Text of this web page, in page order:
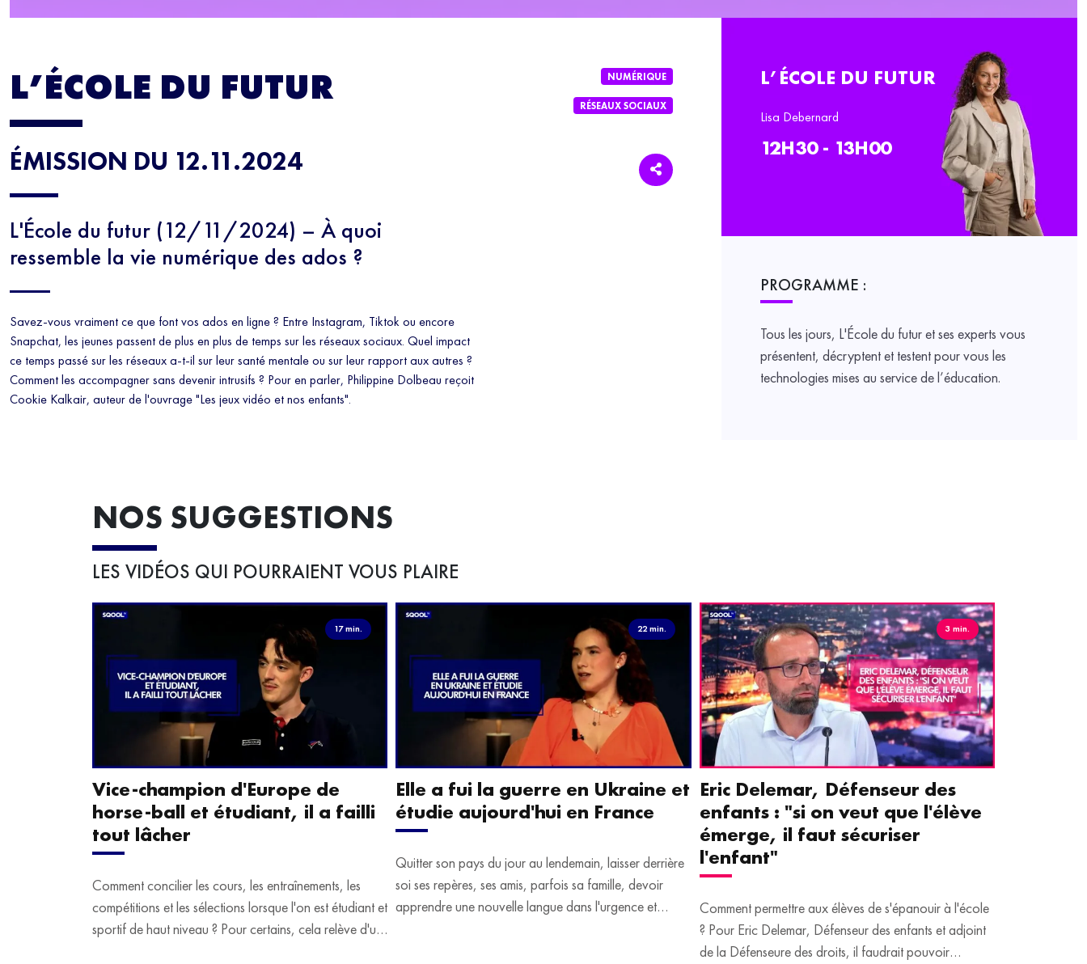
L’ÉCOLE DU FUTUR
ÉMISSION DU 12.11.2024
L'École du futur (12/11/2024) – À quoi
ressemble la vie numérique des ados ?
Savez-vous vraiment ce que font vos ados en ligne ? Entre Instagram, Tiktok ou encore
Snapchat, les jeunes passent de plus en plus de temps sur les réseaux sociaux. Quel impact
ce temps passé sur les réseaux a-t-il sur leur santé mentale ou sur leur rapport aux autres ?
Comment les accompagner sans devenir intrusifs ? Pour en parler, Philippine Dolbeau reçoit
Cookie Kalkair, auteur de l'ouvrage "Les jeux vidéo et nos enfants".
NUMÉRIQUE
RÉSEAUX SOCIAUX
L’ÉCOLE DU FUTUR
Lisa Debernard
12H30 - 13H00
PROGRAMME :
Tous les jours, L'École du futur et ses experts vous
présentent, décryptent et testent pour vous les
technologies mises au service de l’éducation.
NOS SUGGESTIONS
LES VIDÉOS QUI POURRAIENT VOUS PLAIRE
17 min.
Vice-champion d'Europe de
horse-ball et étudiant, il a failli
tout lâcher
Comment concilier les cours, les entraînements, les
compétitions et les sélections lorsque l'on est étudiant et
sportif de haut niveau ? Pour certains, cela relève d'un
22 min.
Elle a fui la guerre en Ukraine et
étudie aujourd'hui en France
Quitter son pays du jour au lendemain, laisser derrière
soi ses repères, ses amis, parfois sa famille, devoir
apprendre une nouvelle langue dans l'urgence et
3 min.
Eric Delemar, Défenseur des
enfants : "si on veut que l'élève
émerge, il faut sécuriser
l'enfant"
Comment permettre aux élèves de s'épanouir à l'école
? Pour Eric Delemar, Défenseur des enfants et adjoint
de la Défenseure des droits, il faudrait pouvoir